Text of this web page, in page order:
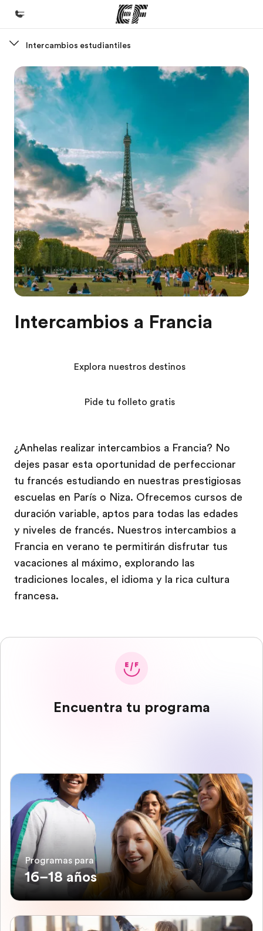
Bienvenido a EF
Programas
Ver todo lo que hacemos
Oficinas
Encuentra una oficina
Sobre nosotros
Quiénes somos
Trabajos
Únete al equipo
Intercambios estudiantiles
Intercambios a Francia
¿Anhelas realizar intercambios a Francia? No
dejes pasar esta oportunidad de perfeccionar
tu francés estudiando en nuestras prestigiosas
escuelas en París o Niza. Ofrecemos cursos de
duración variable, aptos para todas las edades
y niveles de francés. Nuestros intercambios a
Francia en verano te permitirán disfrutar tus
vacaciones al máximo, explorando las
tradiciones locales, el idioma y la rica cultura
francesa.
Explora nuestros destinos
Pide tu folleto gratis
Encuentra tu programa
Programas para
16–18 años